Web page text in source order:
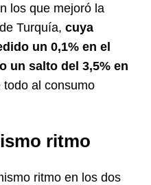
los que mejoró la
Turquía, cuya
un 0,1% en el
un salto del 3,5% en
todo al consumo
ritmo
ritmo en los dos